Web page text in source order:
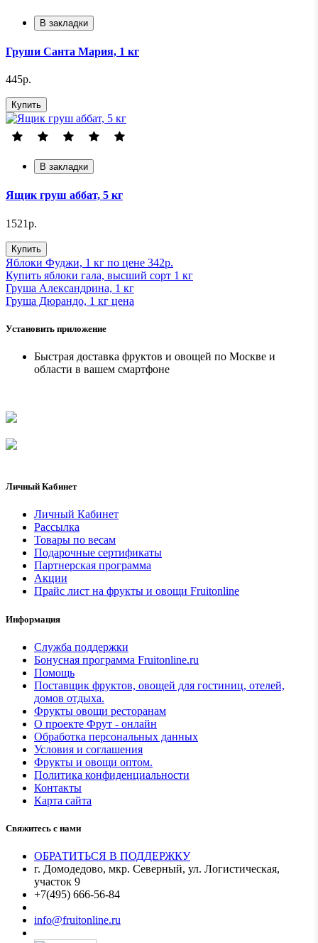
В закладки
Груши Санта Мария, 1 кг
445р.
Купить
В закладки
Ящик груш аббат, 5 кг
1521р.
Купить
Яблоки Фуджи, 1 кг по цене 342р.
Купить яблоки гала, высший сорт 1 кг
Груша Александрина, 1 кг
Груша Дюрандо, 1 кг ценa
Установить приложение
Быстрая доставка фруктов и овощей по Москве и
области в вашем смартфоне
Личный Кабинет
Личный Кабинет
Рассылка
Товары по весам
Подарочные сертификаты
Партнерская программа
Акции
Прайс лист на фрукты и овощи Fruitonline
Информация
Служба поддержки
Бонусная программа Fruitonline.ru
Помощь
Поставщик фруктов, овощей для гостиниц, отелей,
домов отдыха.
Фрукты овощи ресторанам
О проекте Фрут - онлайн
Обработка персональных данных
Условия и соглашения
Фрукты и овощи оптом.
Политика конфиденциальности
Контакты
Карта сайта
Свяжитесь с нами
ОБРАТИТЬСЯ В ПОДДЕРЖКУ
г. Домодедово, мкр. Северный, ул. Логистическая,
участок 9
+7(495) 666-56-84
info@fruitonline.ru